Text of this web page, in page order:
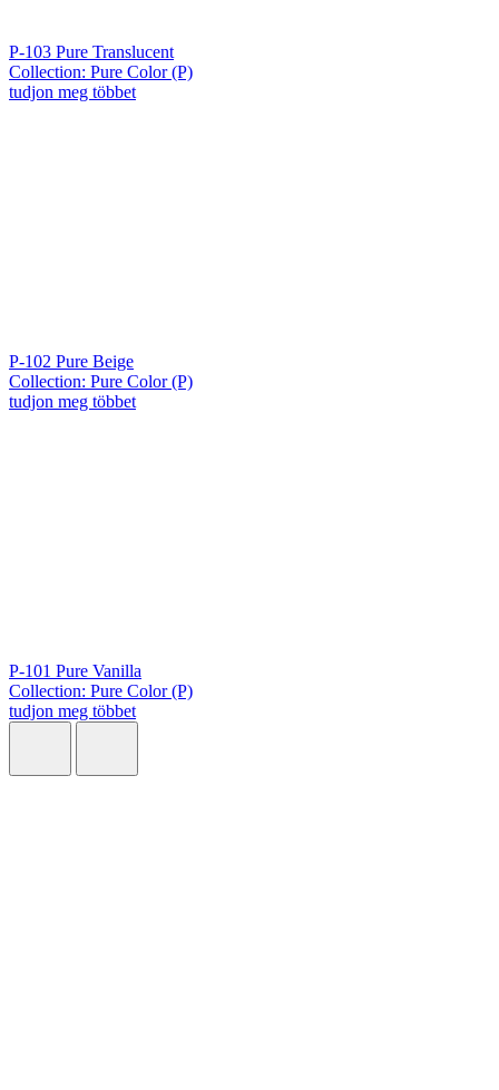
P-103 Pure Translucent
Collection: Pure Color (P)
tudjon meg többet
P-102 Pure Beige
Collection: Pure Color (P)
tudjon meg többet
P-101 Pure Vanilla
Collection: Pure Color (P)
tudjon meg többet